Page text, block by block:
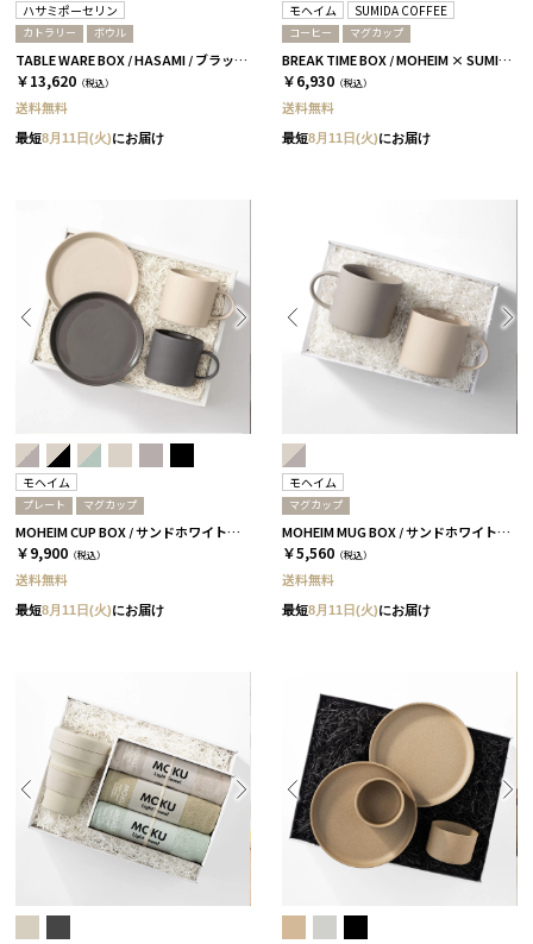
ハサミポーセリン
カトラリー ボウル
TABLE WARE BOX / HASAMI / ブラック［ハサミポーセリン］
￥13,620 （税込）
送料無料
最短8月11日(火)にお届け
モヘイム SUMIDA COFFEE
コーヒー マグカップ
BREAK TIME BOX / MOHEIM × SUMIDA COFFEE / ブラック
￥6,930 （税込）
送料無料
最短8月11日(火)にお届け
モヘイム
プレート マグカップ
MOHEIM CUP BOX / サンドホワイト＆ブラック［モヘイム］
￥9,900 （税込）
送料無料
最短8月11日(火)にお届け
モヘイム
マグカップ
MOHEIM MUG BOX / サンドホワイト＆グレー［モヘイム］
￥5,560 （税込）
送料無料
最短8月11日(火)にお届け